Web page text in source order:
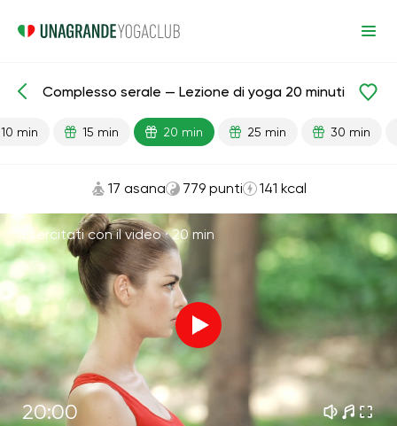
Lezioni pronte Relax
Complesso serale — Lezione di yoga 20 minuti
10 min 15 min 20 min 25 min 30 min
17 asana 779 punti 141 kcal
Esercitati con il video ·20 min
20:00